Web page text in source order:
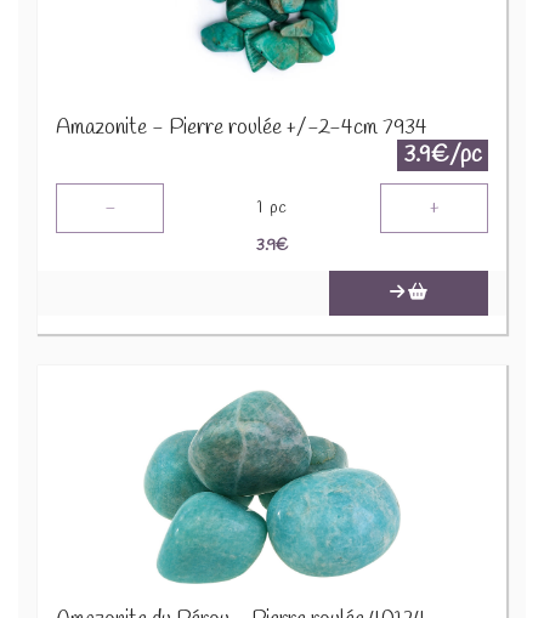
Amazonite - Pierre roulée +/-2-4cm 7934
3.9€/pc
- 1 pc +
3.9€